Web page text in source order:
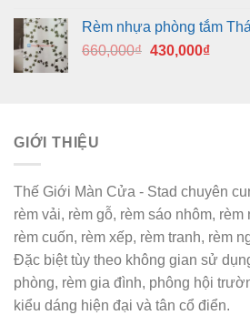
Rèm nhựa phòng tắm
660,000₫ Giá
430,000₫Giá
GIỚI THIỆU
Thế Giới Màn Cửa - Stad chuyên
rèm vải, rèm gỗ, rèm sáo nhôm,
rèm cuốn, rèm xếp, rèm tranh, rèm
Đặc biệt tùy theo không gian sử
phòng, rèm gia đình, phông hội
kiểu dáng hiện đại và tân cổ điển.